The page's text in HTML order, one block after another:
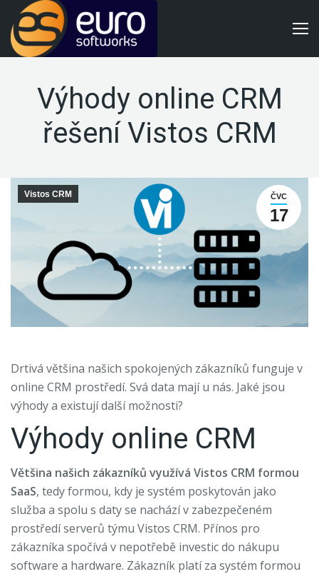
Výhody online CRM
řešení Vistos CRM
ČVC
17
Vistos CRM
Drtivá většina našich spokojených zákazníků funguje v
online CRM prostředí. Svá data mají u nás. Jaké jsou
výhody a existují další možnosti?
Výhody online CRM
Většina našich zákazníků využívá Vistos CRM formou
SaaS, tedy formou, kdy je systém poskytován jako
služba a spolu s daty se nachází v zabezpečeném
prostředí serverů týmu Vistos CRM. Přínos pro
zákazníka spočívá v nepotřebě investic do nákupu
software a hardware. Zákazník platí za systém formou